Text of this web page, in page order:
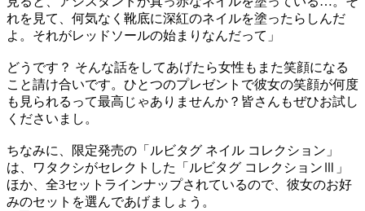
れを見て、何気なく靴底に深紅のネイルを塗ったらしんだ
よ。それがレッドソールの始まりなんだって」
どうです？ そんな話をしてあげたら女性もまた笑顔になる
こと請け合いです。ひとつのプレゼントで彼女の笑顔が何度
も見られるって最高じゃありませんか？皆さんもぜひお試し
くださいまし。
ちなみに、限定発売の「ルビタグ ネイル コレクション」
は、ワタクシがセレクトした「ルビタグ コレクションⅢ」
ほか、全3セットラインナップされているので、彼女のお好
みのセットを選んであげましょう。